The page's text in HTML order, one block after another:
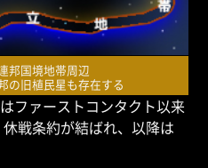
邦国境地帯周辺
の旧植民星も存在する
ファーストコンタクト以来
戦条約が結ばれ、以降は